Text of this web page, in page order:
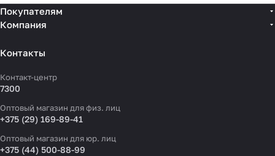
Покупателям
Компания
Контакты
Контакт-центр
7300
Оптовый магазин для физ. лиц
+375 (29) 169-89-41
Оптовый магазин для юр. лиц
+375 (44) 500-88-99